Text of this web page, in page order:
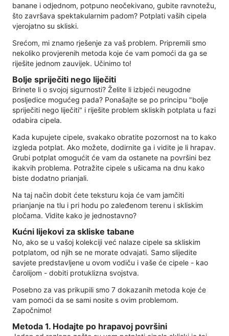
banane i odjednom, potpuno neočekivano, gubite ravnotežu,
što završava spektakularnim padom? Potplati vaših cipela
vjerojatno su skliski.
Srećom, mi znamo rješenje za vaš problem. Pripremili smo
nekoliko provjerenih metoda koje će vam pomoći da ga se
riješite jednom zauvijek. Učinimo to!
Bolje spriječiti nego liječiti
Brinete li o svojoj sigurnosti? Želite li izbjeći neugodne
posljedice mogućeg pada? Ponašajte se po principu "bolje
spriječiti nego liječiti" i riješite problem skliskih potplata u fazi
odabira cipela.
Kada kupujete cipele, svakako obratite pozornost na to kako
izgleda potplat. Ako možete, dodirnite ga i vidite je li hrapav.
Grubi potplat omogućit će vam da ostanete na površini bez
ikakvih problema. Potražite cipele s ušicama na dnu kako
biste dodatno prianjali.
Na taj način dobit ćete teksturu koja će vam jamčiti
prianjanje na tlu i pri hodu po zaleđenom terenu i skliskim
pločama. Vidite kako je jednostavno?
Kućni lijekovi za skliske tabane
No, ako se u vašoj kolekciji već nalaze cipele sa skliskim
potplatom, od njih se ne morate odvajati. Samo slijedite
savjete predstavljene u ovom vodiču i vaše će cipele - kao
čarolijom - dobiti protuklizna svojstva.
Posebno za vas prikupili smo 7 dokazanih metoda koje će
vam pomoći da se sami nosite s ovim problemom.
Započnimo!
Metoda 1. Hodajte po hrapavoj površini